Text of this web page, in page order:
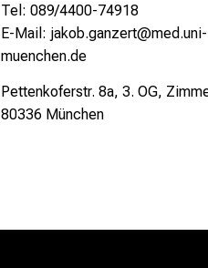
Tel: 089/4400-74918
E-Mail: jakob.ganzert@med.uni-
muenchen.de
Pettenkoferstr. 8a, 3. OG,
80336 München